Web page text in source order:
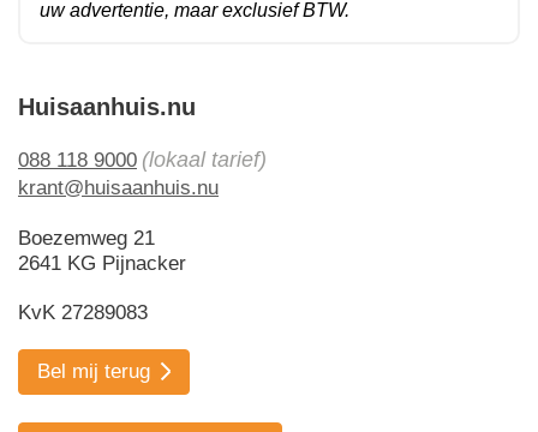
Huisaanhuis.nu
088 118 9000 (lokaal tarief)
krant@huisaanhuis.nu
Boezemweg 21
2641 KG Pijnacker
KvK 27289083
Bel mij terug
uw advertentie, maar exclusief BTW.